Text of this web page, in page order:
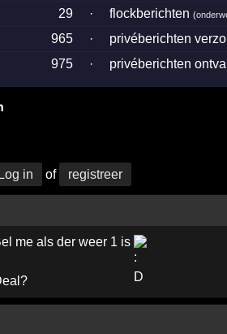
29
· flockberichten(
965 ·
privéberichten
975
· privéberichten
Log in of registreer
me als der weer 1 is